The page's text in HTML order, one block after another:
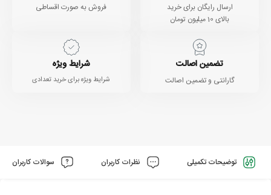
ارسال رایگان برای خرید
بالای 10 میلیون تومان
فروش به صورت اقساطی
تضمین اصالت
گارانتی و تضمین اصالت
شرایط ویژه
شرایط ویژه برای خرید تعدادی
توضیحات تکمیلی نظرات کاربران سوالات کاربران